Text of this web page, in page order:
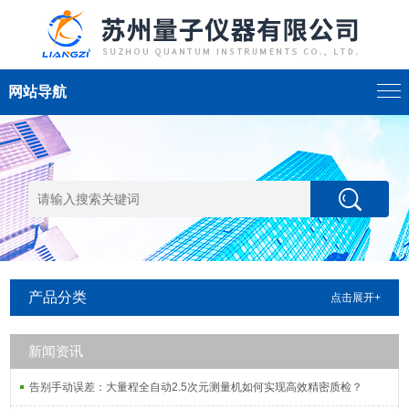
网站导航
产品分类 点击展开+
新闻资讯
告别手动误差：大量程全自动2.5次元测量机如何实现高效精密质检？